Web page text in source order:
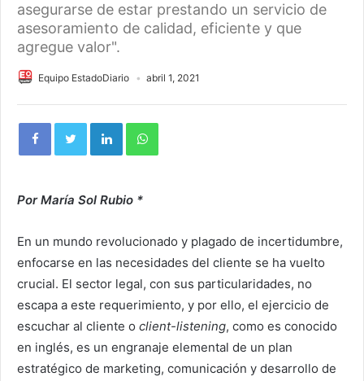
asegurarse de estar prestando un servicio de
asesoramiento de calidad, eficiente y que
agregue valor".
Equipo EstadoDiario abril 1, 2021
Por María Sol Rubio *
En un mundo revolucionado y plagado de incertidumbre,
enfocarse en las necesidades del cliente se ha vuelto
crucial. El sector legal, con sus particularidades, no
escapa a este requerimiento, y por ello, el ejercicio de
escuchar al cliente o client-listening, como es conocido
en inglés, es un engranaje elemental de un plan
estratégico de marketing, comunicación y desarrollo de